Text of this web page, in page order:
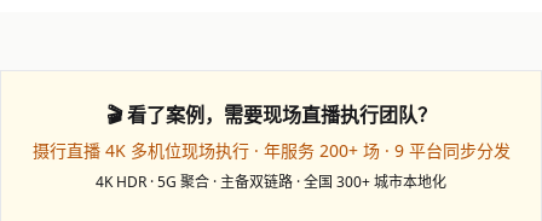
🎬 看了案例，需要现场直播执行团队？
摄行直播 4K 多机位现场执行 · 年服务 200+ 场 · 9 平台同步分发
4K HDR · 5G 聚合 · 主备双链路 · 全国 300+ 城市本地化